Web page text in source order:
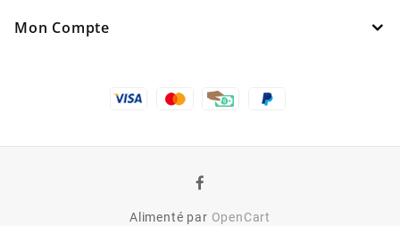
Mon Compte
Alimenté par OpenCart